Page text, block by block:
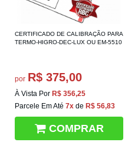
CERTIFICADO DE CALIBRAÇÃO PARA
TERMO-HIGRO-DEC-LUX OU EM-5510
por R$ 375,00
À Vista Por R$ 356,25
Parcele Em Até 7x de R$ 56,83
COMPRAR